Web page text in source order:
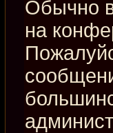
Обычно
на